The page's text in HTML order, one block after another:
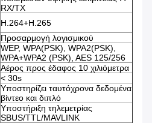
RX/TX
H.264+H.265
Προσαρμογή λογισμικού
WEP, WPA(PSK), WPA2(PSK),
WPA+WPA2 (PSK), AES 125/256
Αέρος προς έδαφος 10 χιλιόμετρα
< 30s
Υποστηρίζει ταυτόχρονα δεδομένα
βίντεο και διπλό
Υποστήριξη τηλεμετρίας
SBUS/TTL/MAVLINK